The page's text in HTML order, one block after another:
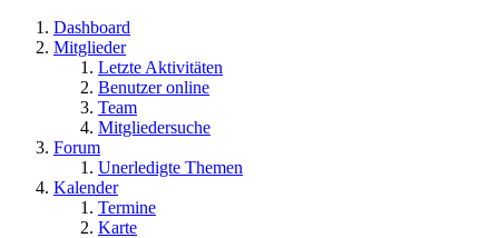
Dashboard
Mitglieder
Letzte Aktivitäten
Benutzer online
Team
Mitgliedersuche
Forum
Unerledigte Themen
Kalender
Termine
Karte